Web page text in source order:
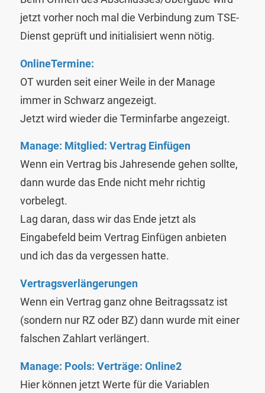
jetzt vorher noch mal die Verbindung zum TSE-
Dienst geprüft und initialisiert wenn nötig.
OnlineTermine:
OT wurden seit einer Weile in der Manage
immer in Schwarz angezeigt.
Jetzt wird wieder die Terminfarbe angezeigt.
Manage: Mitglied: Vertrag Einfügen
Wenn ein Vertrag bis Jahresende gehen sollte,
dann wurde das Ende nicht mehr richtig
vorbelegt.
Lag daran, dass wir das Ende jetzt als
Eingabefeld beim Vertrag Einfügen anbieten
und ich das da vergessen hatte.
Vertragsverlängerungen
Wenn ein Vertrag ganz ohne Beitragssatz ist
(sondern nur RZ oder BZ) dann wurde mit einer
falschen Zahlart verlängert.
Manage: Pools: Verträge: Online2
Hier können jetzt Werte für die Variablen